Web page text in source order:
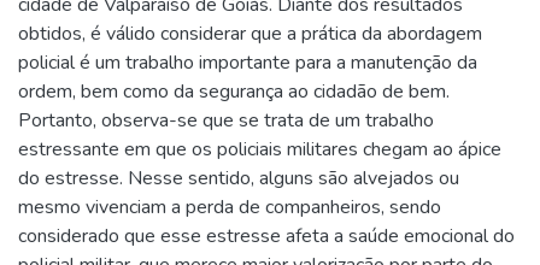
obtidos, é válido considerar que a prática da abordagem
policial é um trabalho importante para a manutenção da
ordem, bem como da segurança ao cidadão de bem.
Portanto, observa-se que se trata de um trabalho
estressante em que os policiais militares chegam ao ápice
do estresse. Nesse sentido, alguns são alvejados ou
mesmo vivenciam a perda de companheiros, sendo
considerado que esse estresse afeta a saúde emocional do